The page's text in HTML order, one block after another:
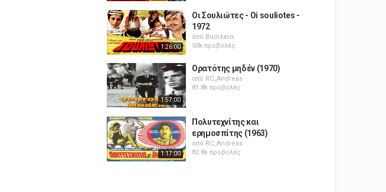
1:26:00
Οι Σουλιώτες - Oi souliotes -
1972
από Βασιλεία
50k προβολές
1:57:00
Ορατότης μηδέν (1970)
από RC_Andreas
81.8k προβολές
1:17:00
Πολυτεχνίτης και
ερημοσπίτης (1963)
από RC_Andreas
82.8k προβολές